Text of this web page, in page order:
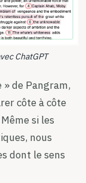
ChatGPT
» de Pangram,
côte à côte
si les
nous
dont le sens